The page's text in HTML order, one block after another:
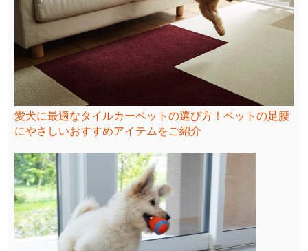
愛犬に最適なタイルカーペットの選び方！ペットの足腰
にやさしいおすすめアイテムをご紹介